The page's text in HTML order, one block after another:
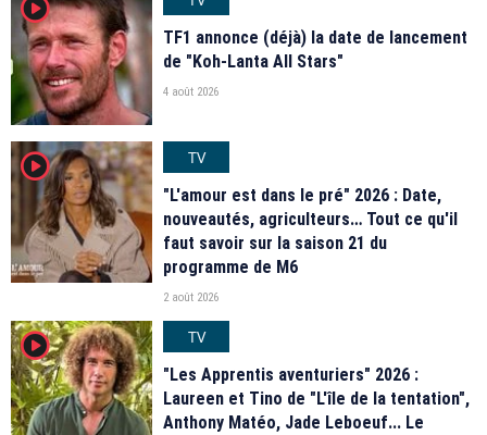
player2
TF1 annonce (déjà) la date de lancement
de "Koh-Lanta All Stars"
4 août 2026
player2
TV
"L'amour est dans le pré" 2026 : Date,
nouveautés, agriculteurs… Tout ce qu'il
faut savoir sur la saison 21 du
programme de M6
2 août 2026
player2
TV
"Les Apprentis aventuriers" 2026 :
Laureen et Tino de "L'île de la tentation",
Anthony Matéo, Jade Leboeuf... Le